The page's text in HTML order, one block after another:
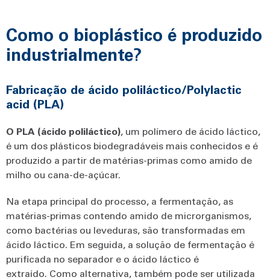
Como o bioplástico é produzido
industrialmente?
Fabricação de ácido poliláctico/Polylactic
acid (PLA)
O PLA (ácido poliláctico), um polímero de ácido láctico,
é um dos plásticos biodegradáveis mais conhecidos e é
produzido a partir de matérias-primas como amido de
milho ou cana-de-açúcar.
Na etapa principal do processo, a fermentação, as
matérias-primas contendo amido de microrganismos,
como bactérias ou leveduras, são transformadas em
ácido láctico. Em seguida, a solução de fermentação é
purificada no separador e o ácido láctico é
extraído. Como alternativa, também pode ser utilizada